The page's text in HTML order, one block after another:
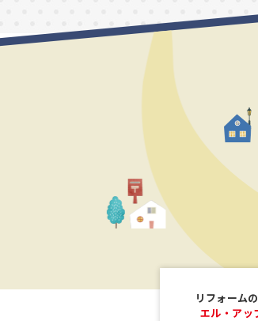
リフォームの
エル・アッ